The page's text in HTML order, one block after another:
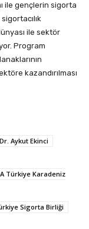
ile gençlerin sigorta
ile sektör
Program
kazandırılması
Aykut Ekinci
Türkiye Karadeniz
Sigorta Birliği